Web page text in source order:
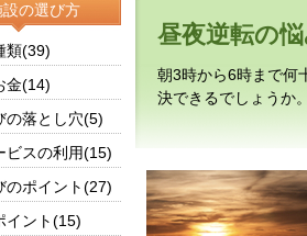
昼夜逆転の
朝3時から6時まで何
決できるでしょうか。
の選び方
類(39)
金(14)
の落とし穴(5)
ビスの利用(15)
のポイント(27)
イント(15)